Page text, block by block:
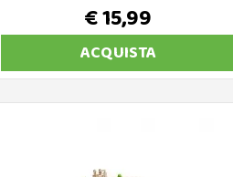
€ 15,99
ACQUISTA